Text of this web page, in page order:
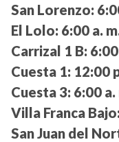
San Lorenzo:
El Lolo: 6:00 a.
Carrizal 1 B:
Cuesta 1: 12:00
Cuesta 3: 6:00 a.
Villa Franca Bajo:
San Juan del